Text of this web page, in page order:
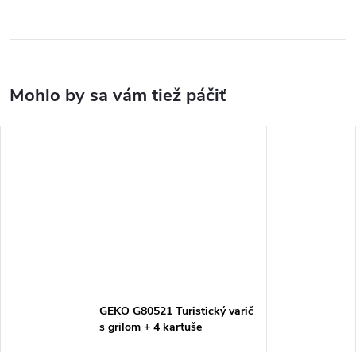
GEKO G80521 Turistický varič
s grilom + 4 kartuše